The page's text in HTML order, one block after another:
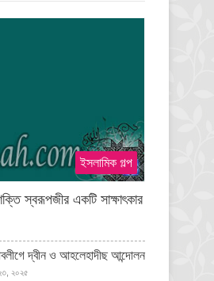
ইসলামিক গল্প
স্বরূপজীর একটি সাক্ষাৎকার
দ্বীন ও আহলেহাদীছ আন্দোলন
২০২৫